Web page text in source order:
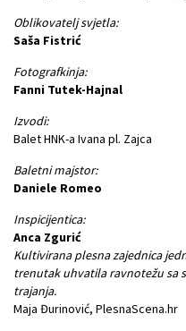
Oblikovatelj svjetla:
Saša Fistrić
Fotografkinja:
Fanni Tutek-Hajnal
Izvodi:
Balet HNK-a Ivana pl. Zajca
Baletni majstor:
Daniele Romeo
Inspicijentica:
Anca Zgurić
Kultivirana plesna zajednica
trenutak uhvatila ravnotežu sa
trajanja.
Maja Đurinović, PlesnaScena.hr